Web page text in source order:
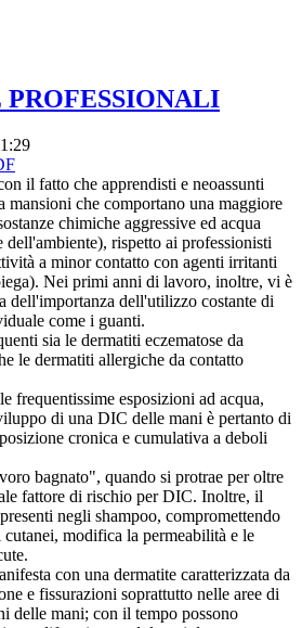
il fatto che apprendisti e neoassunti
mansioni che comportano una maggiore
chimiche aggressive ed acqua
rispetto ai professionisti
a minor contatto con agenti irritanti
Nei primi anni di lavoro, inoltre, vi è
dell'importanza dell'utilizzo costante di
come i guanti.
sia le dermatiti eczematose da
le dermatiti allergiche da contatto
frequen­tissime esposizioni ad acqua,
di una DIC delle mani è pertanto di
cronica e cumulativa a deboli
bagnato", quando si protrae per oltre
fattore di rischio per DIC. Inoltre, il
negli shampoo, compromettendo
modifica la permeabilità e le
con una dermatite caratterizzata da
e fissurazioni soprattutto nelle aree di
delle mani; con il tempo possono